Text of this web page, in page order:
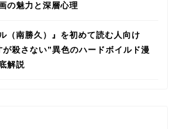
の魅力と深層心理
（南勝久）』を初めて読む人向け
が殺さない”異色のハードボイルド漫
解説